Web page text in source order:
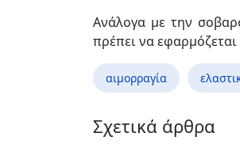
Ανάλογα με την
πρέπει να
αιμορραγία
Σχετικά άρθρα